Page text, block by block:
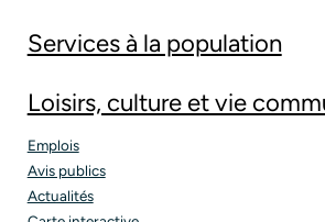
Services à la population
Loisirs, culture et vie
Emplois
Avis publics
Actualités